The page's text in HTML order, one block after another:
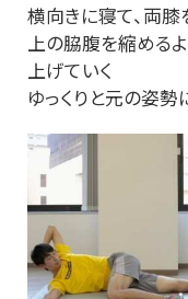
横向きに寝て、両膝
上の脇腹を縮める
上げていく
ゆっくりと元の姿勢